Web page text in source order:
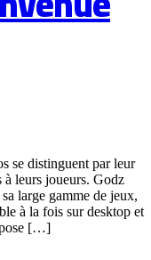
se distinguent par leur
à leurs joueurs. Godz
large gamme de jeux,
à la fois sur desktop et
[…]